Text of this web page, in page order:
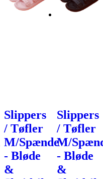
Slippers
/ Tøfler
M/Spænde
- Bløde
&
Slippers
/ Tøfler
M/
- Bløde
&